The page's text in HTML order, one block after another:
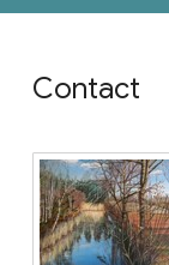
Contact